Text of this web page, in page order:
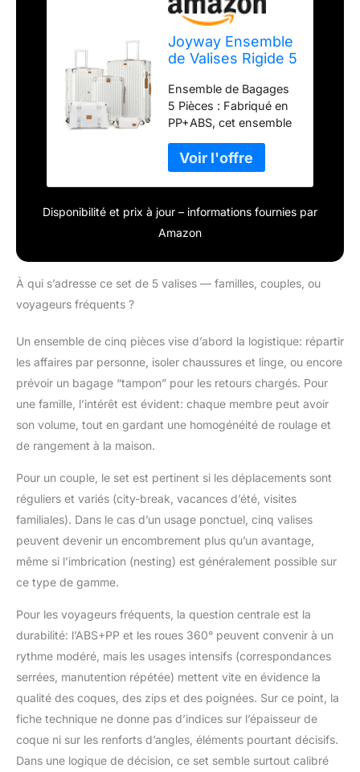
Joyway Ensemble
de Valises Rigide 5
TSA, roulettes
360°
Ensemble de Bagages
5 Pièces : Fabriqué en
PP+ABS, cet ensemble
durable et conçu pour
résister aux chocs, la
surface texturée
empêche les rayures et
conserver leur aspect
l'une dans l'autre pour
deux sacs à main
assortis très pratiques
sont également inclus.
Conception Extensible
à 25 % et Roues
Pivotantes Souples :
pouces ont une
capacité extensible de
ranger plus de bagages
pour les voyages plus
longs ou les souvenirs.
degrés, ces valises
sont faciles à
manœuvrer dans
toutes les directions.
Poignée Ergonomique
et Crochets Pratiques :
Le set de bagages est
équipé d'une poignée
télescopique réglable
en trois étapes qui
Disponibilité et prix à jour – informations fournies par
Amazon
À qui s’adresse ce set de 5 valises — familles, couples, ou
voyageurs fréquents ?
Un ensemble de cinq pièces vise d’abord la logistique: répartir
les affaires par personne, isoler chaussures et linge, ou encore
prévoir un bagage “tampon” pour les retours chargés. Pour
une famille, l’intérêt est évident: chaque membre peut avoir
son volume, tout en gardant une homogénéité de roulage et
de rangement à la maison.
Pour un couple, le set est pertinent si les déplacements sont
réguliers et variés (city-break, vacances d’été, visites
familiales). Dans le cas d’un usage ponctuel, cinq valises
peuvent devenir un encombrement plus qu’un avantage,
même si l’imbrication (nesting) est généralement possible sur
ce type de gamme.
Pour les voyageurs fréquents, la question centrale est la
durabilité: l’ABS+PP et les roues 360° peuvent convenir à un
rythme modéré, mais les usages intensifs (correspondances
serrées, manutention répétée) mettent vite en évidence la
qualité des coques, des zips et des poignées. Sur ce point, la
fiche technique ne donne pas d’indices sur l’épaisseur de
coque ni sur les renforts d’angles, éléments pourtant décisifs.
Dans une logique de décision, ce set semble surtout calibré